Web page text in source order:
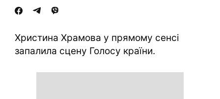
Христина Храмова у прямому сенсі
запалила сцену Голосу країни.